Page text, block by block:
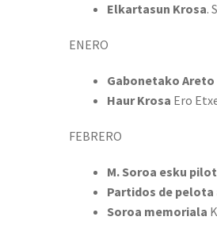
Elkartasun Krosa.
ENERO
Gabonetako
Haur Krosa Ero
FEBRERO
M. Soroa esku
Partidos de
Soroa memoriala